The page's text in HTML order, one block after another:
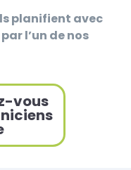
planifient avec
l’un de nos
vous